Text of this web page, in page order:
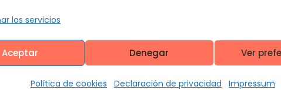
los servicios
Aceptar Denegar Ver
Política de cookies Declaración de privacidad Impressum
requiere documentos para apostilla, la constancia de
Cancillería colombiana. Los colombianos la solicitan de forma
se gestiona vía correo ante la DIJIN.
o cargos que exigen documentación apostillada.